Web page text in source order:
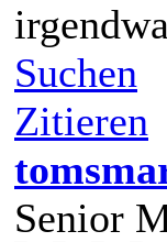
Suchen
Zitieren
Senior